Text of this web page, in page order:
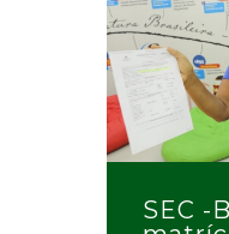
SEC -